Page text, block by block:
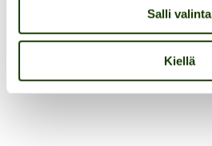
Salli valinta
Kiellä